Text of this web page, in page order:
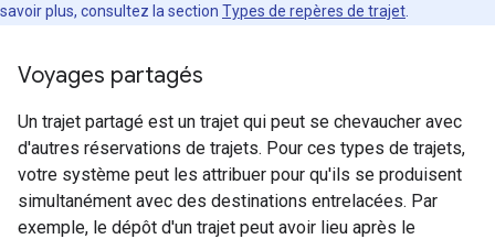
savoir plus, consultez la section Types de repères de trajet
Voyages partagés
Un trajet partagé est un trajet qui peut se chevaucher avec
d'autres réservations de trajets. Pour ces types de trajets,
votre système peut les attribuer pour qu'ils se produisent
simultanément avec des destinations entrelacées. Par
exemple, le dépôt d'un trajet peut avoir lieu après le